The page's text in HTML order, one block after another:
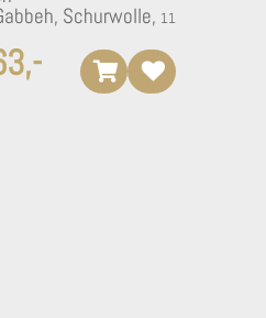
Schurwolle,